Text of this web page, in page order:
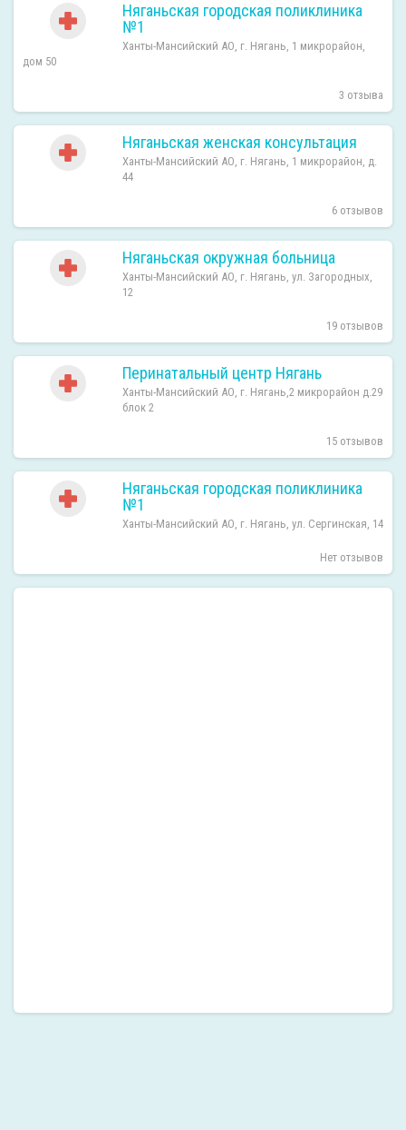
Няганьская городская поликлиника
№1
Ханты-Мансийский АО, г. Нягань, 1 микрорайон,
дом 50
3 отзыва
Няганьская женская консультация
Ханты-Мансийский АО, г. Нягань, 1 микрорайон, д.
44
6 отзывов
Няганьская окружная больница
Ханты-Мансийский АО, г. Нягань, ул. Загородных,
12
19 отзывов
Перинатальный центр Нягань
Ханты-Мансийский АО, г. Нягань,2 микрорайон д.29
блок 2
15 отзывов
Няганьская городская поликлиника
№1
Ханты-Мансийский АО, г. Нягань, ул. Сергинская, 14
Нет отзывов